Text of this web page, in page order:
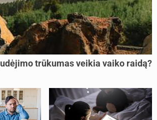
trūkumas veikia vaiko raidą?